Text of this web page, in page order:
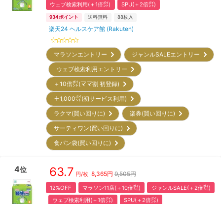
ウェブ検索利用(＋1倍㌽)
SPU(＋2倍㌽)
934ポイント 送料無料 88枚入
楽天24 ヘルスケア館 (Rakuten)
マラソンエントリー
ジャンルSALEエントリー
ウェブ検索利用エントリー
＋10倍㌽(ママ割 初登録)
＋1,000㌽(初サービス利用)
ラクマ(買い回りに)
楽券(買い回りに)
サーティワン(買い回りに)
食パン袋(買い回りに)
4位 63.7 円/枚 8,365円 9,505円
12%OFF マラソン11店(＋10倍㌽)
ジャンルSALE(＋2倍㌽)
ウェブ検索利用(＋1倍㌽)
SPU(＋2倍㌽)